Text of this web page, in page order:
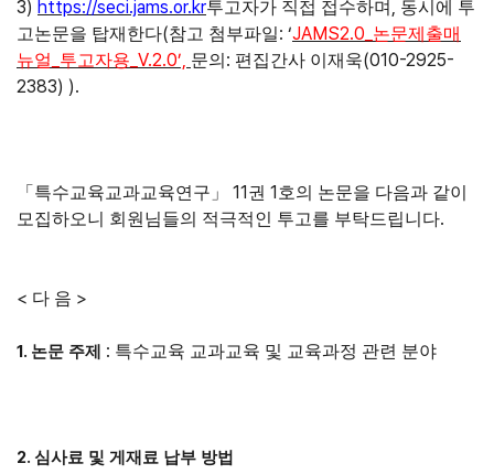
3) https://seci.jams.or.kr투고자가 직접 접수하며 , 동시에 투
고논문을 탑재한다(참고 첨부파일: ‘JAMS2.0_ 논문제출매
뉴얼 투고자용 _V.2.0’, 문의 : 편집간사 이재욱(010-2925-
2383) ).
「 특수교육교과교육연구 」 11권 1 호의 논문을 다음과 같이
모집하오니 회원님들의 적극적인 투고를 부탁드립니다.
< 다 음 >
1. 논문 주제 : 특수교육 교과교육 및 교육과정 관련 분야
2. 심사료 및 게재료 납부 방법